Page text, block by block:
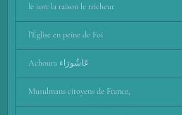
le tort la raison le tricheur
l’Église en peine de Foi
Achoura عَاشُورَاء
Musulmans citoyens de France,